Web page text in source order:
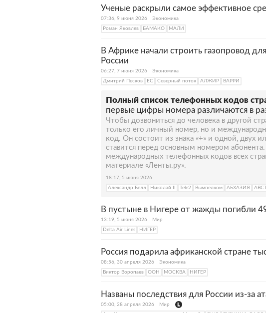
Ученые раскрыли самое эффективное
07:36, 9 июня 2026
Экономика
Роман Яковлев
БАМАКО МАЛИ
В Африке начали строить газопровод
России
06:27, 7 июня 2026
Экономика
Дмитрий Песков
ЕС Северный поток АЛЖИР ВАРРИ
Полный список телефонных кодов
первые цифры номера различаются в
Чтобы дозвониться до человека в другой
только его личный номер, но и
код. Он состоит из знака «+» и одной, двух
ставится перед основным номером
международных телефонных кодов всех
материале «Ленты.ру».
18:17, 5 июня 2026
Александр Белл
Николай II Tele2 Вымпелком АБХАЗИЯ
В пустыне в Нигере от жажды погибли
13:19, 5 июня 2026
Мир
Delta Air Lines
НИГЕР
Россия подарила африканской стране
08:56, 30 апреля 2026
Экономика
Виктор Воропаев
ООН МОСКВА НИГЕР
Названы последствия для России из-за
05:00, 28 апреля 2026
Мир